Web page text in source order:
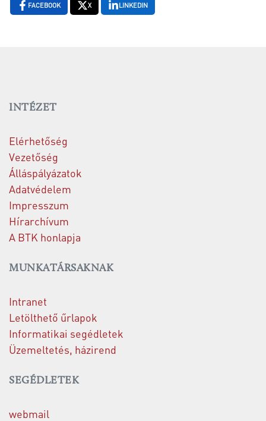
FACEBOOK X LINKEDIN
INTÉZET
Elérhetőség
Vezetőség
Álláspályázatok
Adatvédelem
Impresszum
Hírarchívum
A BTK honlapja
MUNKATÁRSAKNAK
Intranet
Letölthető űrlapok
Informatikai segédletek
Üzemeltetés, házirend
SEGÉDLETEK
webmail